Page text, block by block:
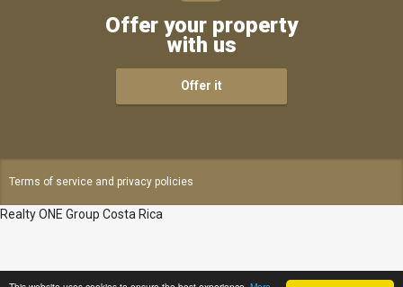
Offer your property
with us
Offer it
Terms of service and privacy policies
Realty ONE Group Costa Rica